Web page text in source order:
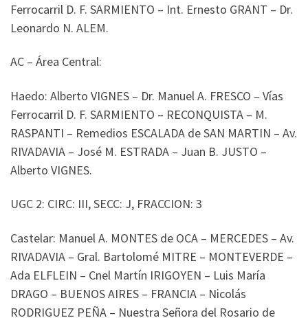
Ferrocarril D. F. SARMIENTO – Int. Ernesto GRANT – Dr.
Leonardo N. ALEM.
AC – Área Central:
Haedo: Alberto VIGNES – Dr. Manuel A. FRESCO – Vías
Ferrocarril D. F. SARMIENTO – RECONQUISTA – M.
RASPANTI – Remedios ESCALADA de SAN MARTIN – Av.
RIVADAVIA – José M. ESTRADA – Juan B. JUSTO –
Alberto VIGNES.
UGC 2: CIRC: III, SECC: J, FRACCION: 3
Castelar: Manuel A. MONTES de OCA – MERCEDES – Av.
RIVADAVIA – Gral. Bartolomé MITRE – MONTEVERDE –
Ada ELFLEIN – Cnel Martín IRIGOYEN – Luis María
DRAGO – BUENOS AIRES – FRANCIA – Nicolás
RODRIGUEZ PEÑA – Nuestra Señora del Rosario de